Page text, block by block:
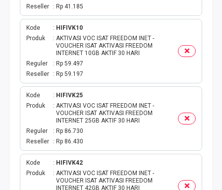
TAG PLN
TAG PDAM
TAG BPJS
TAG TELKOM
TAG TV PASCABAYAR
TAG CICILAN
TAG FINANCE
Reseller
Rp 41.185
Kode
HIFIVK10
Produk
AKTIVASI VOC ISAT FREEDOM INET -
VOUCHER ISAT AKTIVASI FREEDOM
INTERNET 10GB AKTIF 30 HARI
Reguler
Rp 59.497
Reseller
Rp 59.197
Kode
HIFIVK25
Produk
AKTIVASI VOC ISAT FREEDOM INET -
VOUCHER ISAT AKTIVASI FREEDOM
INTERNET 25GB AKTIF 30 HARI
Reguler
Rp 86.730
Reseller
Rp 86.430
Kode
HIFIVK42
Produk
AKTIVASI VOC ISAT FREEDOM INET -
VOUCHER ISAT AKTIVASI FREEDOM
INTERNET 42GB AKTIF 30 HARI